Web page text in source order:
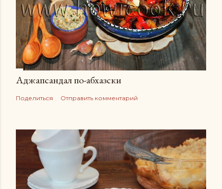
Аджапсандал по-абхазски
Поделиться Отправить комментарий